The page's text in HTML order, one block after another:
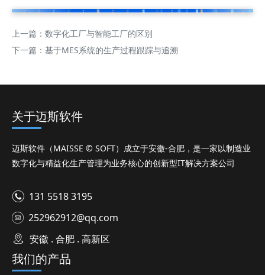
上一篇： 数字化工厂与智能工厂的区别
下一篇： 基于MES系统的生产过程跟踪与追溯
关于迈斯软件
迈斯软件（MAISSE © SOFT）成立于安徽-合肥，是一家以制造业
数字化与精益化生产管理为业务核心的创新型IT解决方案公司
131 5518 3195
252962912@qq.com
安徽 . 合肥 . 高新区
我们的产品